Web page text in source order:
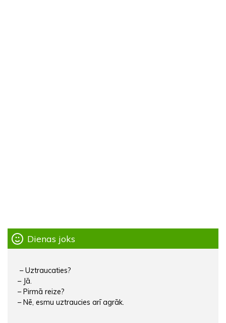
Dienas joks
– Uztraucaties?
– Jā.
– Pirmā reize?
– Nē, esmu uztraucies arī agrāk.